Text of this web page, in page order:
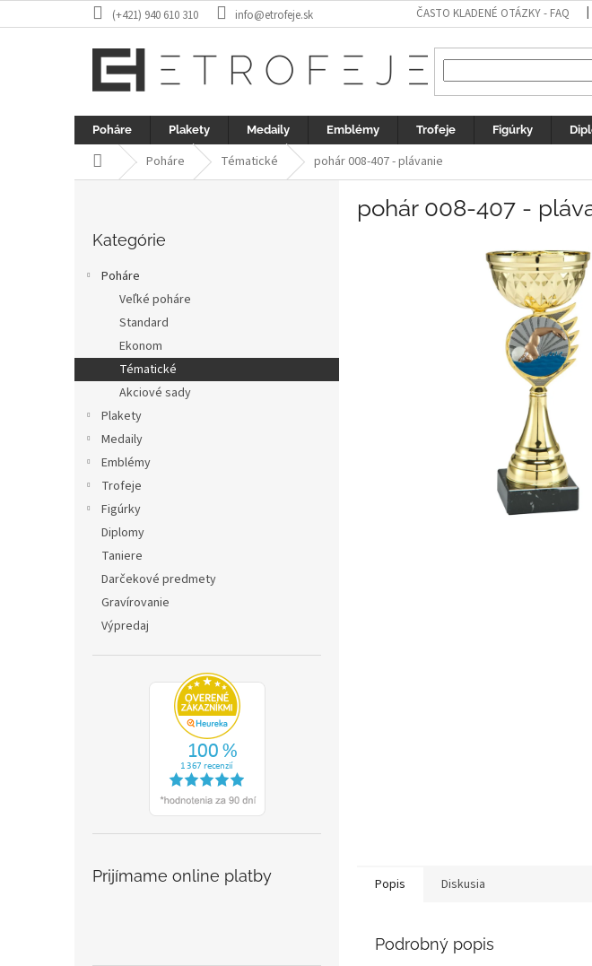
na
(+421) 940 610 310 info@etrofeje.sk ČASTO KLADENÉ OTÁZKY - FAQ
Poháre Plakety Medaily Emblémy Trofeje Figúrky
DomovPoháre Tématické pohár 008-407 - plávanie
kategórie
Kategórie
Poháre
Veľké poháre
Standard
Ekonom
Tématické
Akciové sady
Plakety
Medaily
Emblémy
Trofeje
Figúrky
Diplomy
Taniere
Darčekové predmety
Gravírovanie
Výpredaj
Prijímame online platby
pohár 008-407 -
Popis Diskusia
Podrobný popis